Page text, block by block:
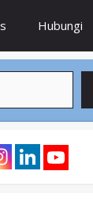
Hubungi